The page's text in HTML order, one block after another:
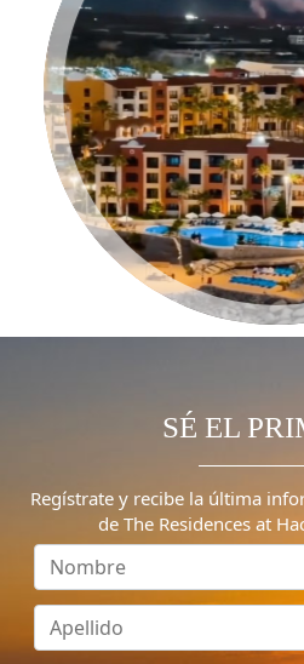
SÉ EL
Regístrate y recibe la última
de The Residences at